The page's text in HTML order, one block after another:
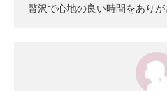
贅沢で心地の良い時間をあり